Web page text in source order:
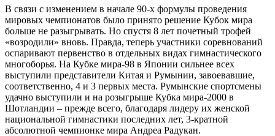
В связи с изменением в начале 90-х формулы проведения
мировых чемпионатов было принято решение Кубок мира
больше не разыгрывать. Но спустя 8 лет почетный трофей
«возродили» вновь. Правда, теперь участники соревнований
оспаривают первенство в отдельных видах гимнастического
многоборья. На Кубке мира-98 в Японии сильнее всех
выступили представители Китая и Румынии, завоевавшие,
соответственно, 4 и 3 первых места. Румынские спортсмены
удачно выступили и на розыгрыше Кубка мира-2000 в
Шотландии – прежде всего, благодаря лидеру их женской
национальной гимнастики последних лет, 3-кратной
абсолютной чемпионке мира Андреа Радукан.